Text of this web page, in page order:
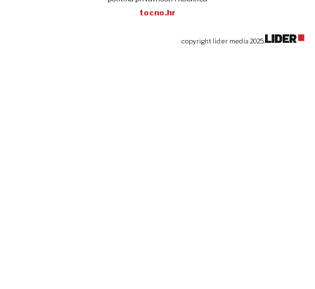
tocno.hr
copyright lider media 2025.